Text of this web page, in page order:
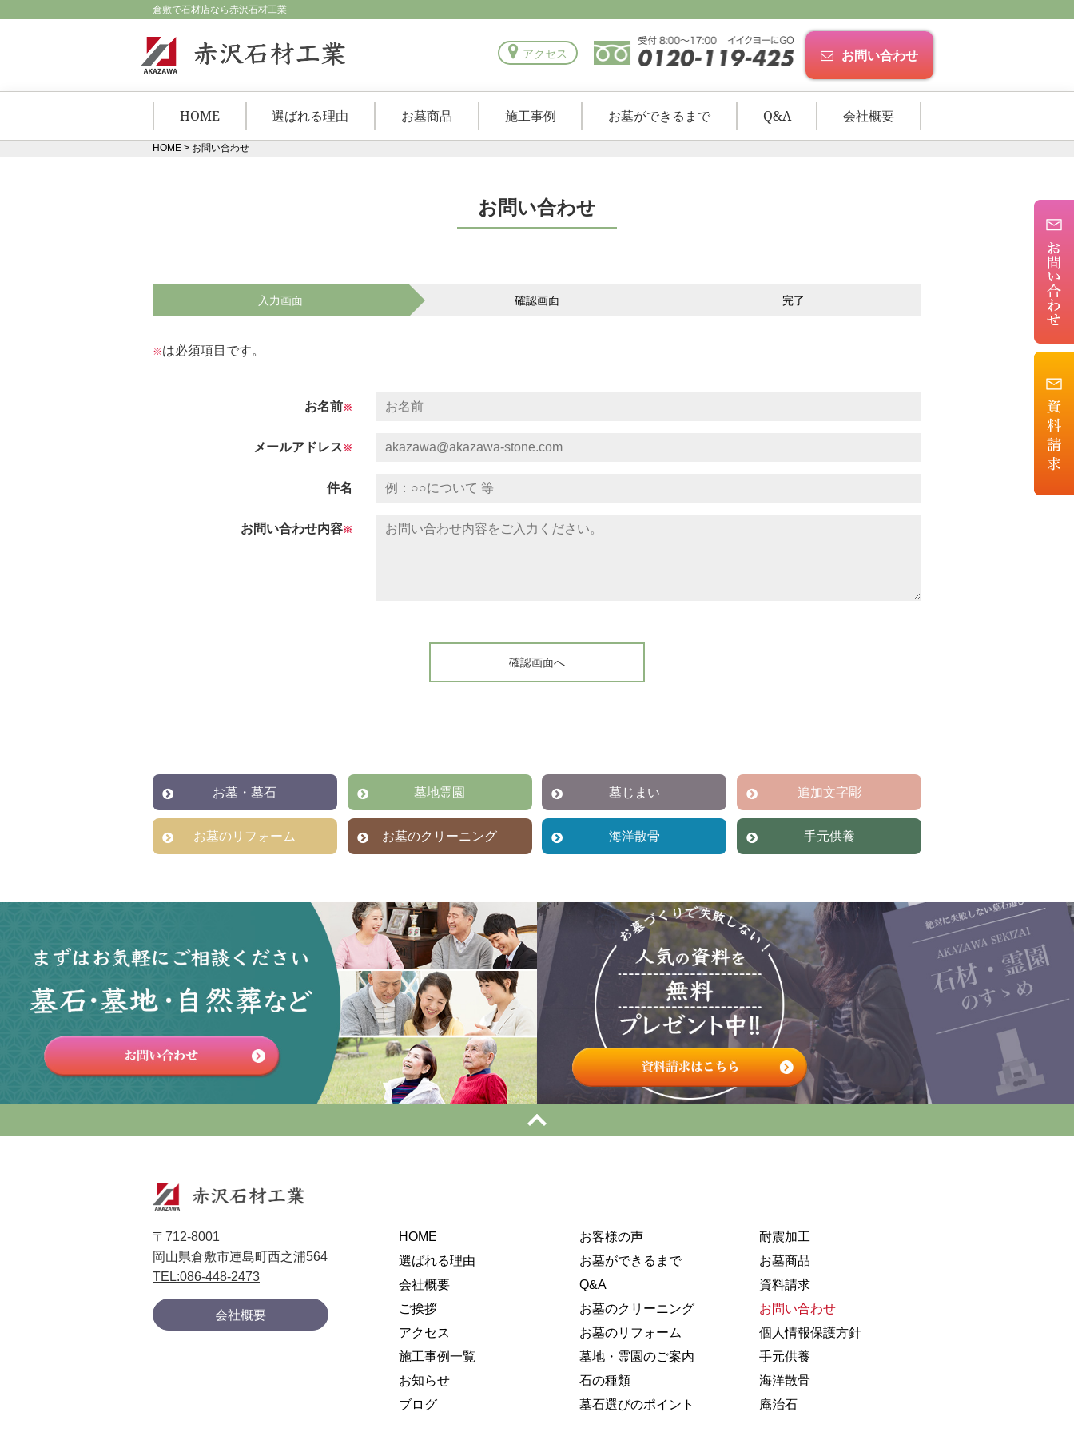
倉敷で石材店なら赤沢石材工業
アクセス お問い合わせ
HOME 選ばれる理由 お墓商品 施工事例 お墓ができるまで Q&A 会社概要
HOME > お問い合わせ
お問い合わせ
入力画面 確認画面 完了
※は必須項目です。
お名前※
メールアドレス※
件名
お問い合わせ内容※
お墓・墓石 墓地霊園 墓じまい 追加文字彫
お墓のリフォーム お墓のクリーニング 海洋散骨 手元供養
〒712-8001
岡山県倉敷市連島町西之浦564
TEL:086-448-2473
会社概要
HOME
選ばれる理由
会社概要
ご挨拶
アクセス
施工事例一覧
お知らせ
ブログ
お客様の声
お墓ができるまで
Q&A
お墓のクリーニング
お墓のリフォーム
墓地・霊園のご案内
石の種類
墓石選びのポイント
耐震加工
お墓商品
資料請求
お問い合わせ
個人情報保護方針
手元供養
海洋散骨
庵治石